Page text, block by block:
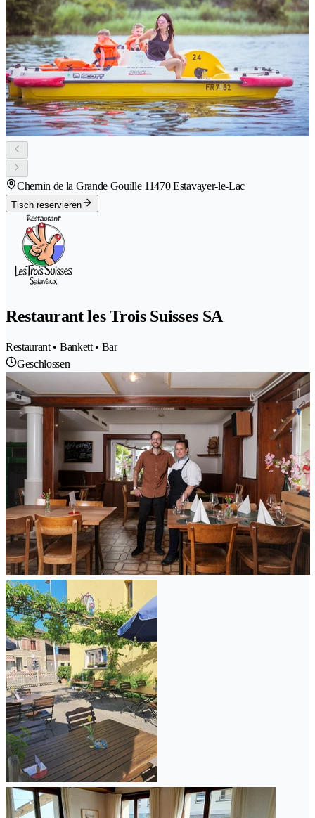
Chemin de la Grande Gouille 11470 Estavayer-le-Lac
Tisch reservieren
Restaurant les Trois Suisses SA
Restaurant • Bankett • Bar
Geschlossen